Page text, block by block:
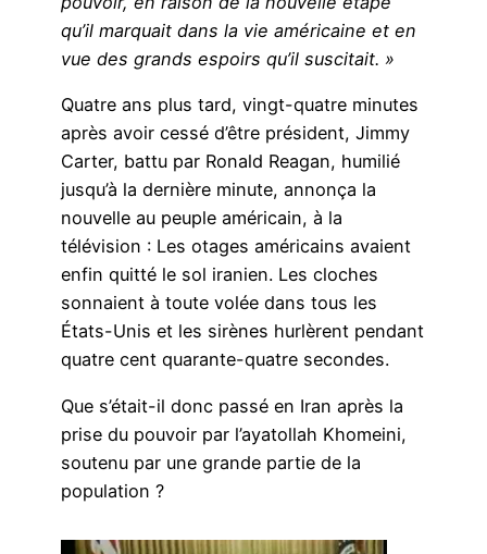
qu’il marquait dans la vie américaine et en
vue des grands espoirs qu’il suscitait. »
Quatre ans plus tard, vingt-quatre minutes
après avoir cessé d’être président, Jimmy
Carter, battu par Ronald Reagan, humilié
jusqu’à la dernière minute, annonça la
nouvelle au peuple américain, à la
télévision : Les otages américains avaient
enfin quitté le sol iranien. Les cloches
sonnaient à toute volée dans tous les
États-Unis et les sirènes hurlèrent pendant
quatre cent quarante-quatre secondes.
Que s’était-il donc passé en Iran après la
prise du pouvoir par l’ayatollah Khomeini,
soutenu par une grande partie de la
population ?